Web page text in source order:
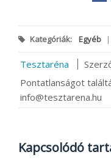
Kategóriák: Egyéb |
Tesztaréna
Pontatlanságot
info@tesztarena.hu
Kapcsolódó